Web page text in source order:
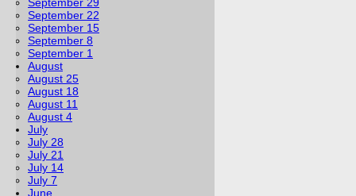
September 22
September 15
September 8
September 1
August
August 25
August 18
August 11
August 4
July
July 28
July 21
July 14
July 7
June